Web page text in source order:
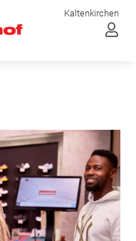
Kaltenkirchen
